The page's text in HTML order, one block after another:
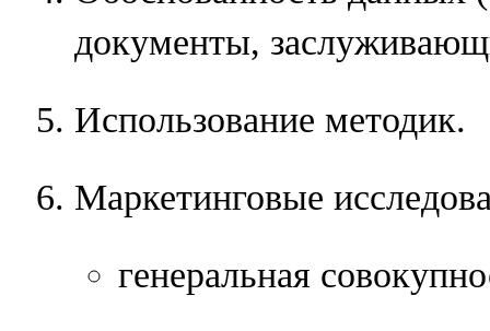
документы,
Использование методик.
Маркетинговые
генеральная